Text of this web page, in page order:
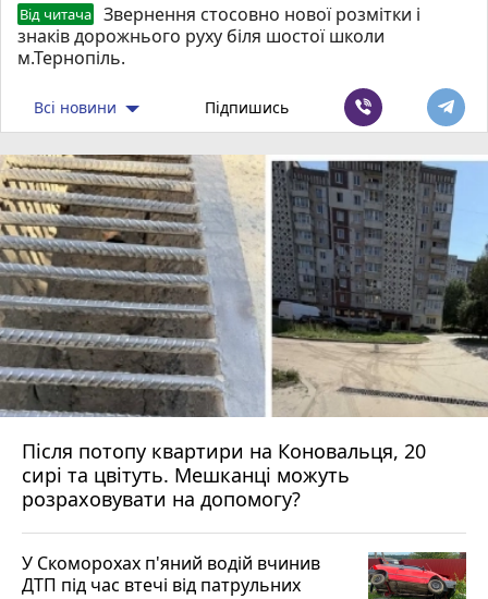
Від читача
Звернення стосовно нової розмітки і
знаків дорожнього руху біля шостої школи
м.Тернопіль.
Всі новини Підпишись
Після потопу квартири на Коновальця, 20
сирі та цвітуть. Мешканці можуть
розраховувати на допомогу?
У Скоморохах п'яний водій вчинив
ДТП під час втечі від патрульних